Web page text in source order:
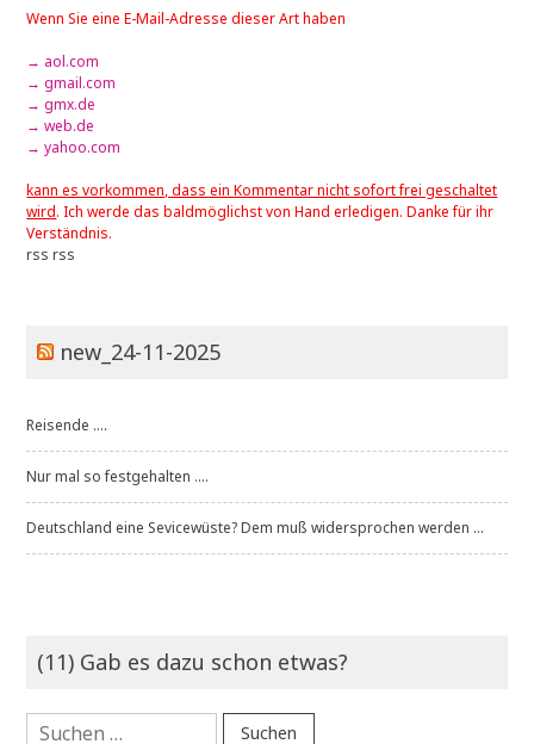
Wenn Sie eine E-Mail-Adresse dieser Art haben
→ aol.com
→ gmail.com
→ gmx.de
→ web.de
→ yahoo.com
kann es vorkommen, dass ein Kommentar nicht sofort frei geschaltet
wird. Ich werde das baldmöglichst von Hand erledigen. Danke für ihr
Verständnis.
rss rss
new_24-11-2025
Reisende ....
Nur mal so festgehalten ....
Deutschland eine Sevicewüste? Dem muß widersprochen werden ...
(11) Gab es dazu schon etwas?
Suchen
nach: